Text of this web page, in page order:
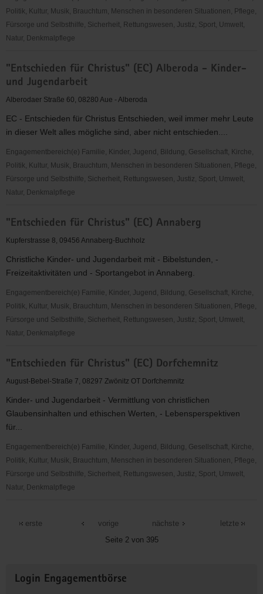
Aue
Politik, Kultur, Musik, Brauchtum, Menschen in besonderen Situationen, Pflege,
Fürsorge und Selbsthilfe, Sicherheit, Rettungswesen, Justiz, Sport, Umwelt,
Natur, Denkmalpflege
für
Christus"
(EC)
Sächsischer
Jugendverband
in
Beerheide
"Entschieden für Christus" (EC) Alberoda - Kinder-
und Jugendarbeit
Alberodaer Straße 60, 08280 Aue - Alberoda
EC - Entschieden für Christus Entschieden, weil immer mehr Leute
in dieser Welt alles mögliche sind, aber nicht entschieden....
Engagementbereich(e) Familie, Kinder, Jugend, Bildung, Gesellschaft, Kirche,
Politik, Kultur, Musik, Brauchtum, Menschen in besonderen Situationen, Pflege,
Fürsorge und Selbsthilfe, Sicherheit, Rettungswesen, Justiz, Sport, Umwelt,
Natur, Denkmalpflege
für
Christus"
Alberoda
-
Kinder-
und
Jugendarbeit
"Entschieden für Christus" (EC) Annaberg
Kupferstrasse 8, 09456 Annaberg-Buchholz
Christliche Kinder- und Jugendarbeit mit - Bibelstunden, -
Freizeitaktivitäten und - Sportangebot in Annaberg.
Engagementbereich(e) Familie, Kinder, Jugend, Bildung, Gesellschaft, Kirche,
Politik, Kultur, Musik, Brauchtum, Menschen in besonderen Situationen, Pflege,
Fürsorge und Selbsthilfe, Sicherheit, Rettungswesen, Justiz, Sport, Umwelt,
Natur, Denkmalpflege
für
Christus"
Annaberg
"Entschieden für Christus" (EC) Dorfchemnitz
August-Bebel-Straße 7, 08297 Zwönitz OT Dorfchemnitz
Kinder- und Jugendarbeit - Vermittlung von christlichen
Glaubensinhalten und ethischen Werten, - Lebensperspektiven
für...
Engagementbereich(e) Familie, Kinder, Jugend, Bildung, Gesellschaft, Kirche,
Politik, Kultur, Musik, Brauchtum, Menschen in besonderen Situationen, Pflege,
Fürsorge und Selbsthilfe, Sicherheit, Rettungswesen, Justiz, Sport, Umwelt,
Natur, Denkmalpflege
erste
vorige
Seite 2 von 395
nächste letzte
Informationen
Login Engagementbörse